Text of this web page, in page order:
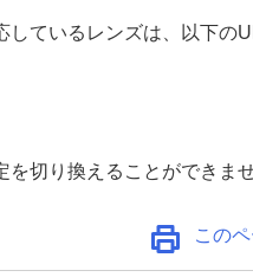
ているレンズは、以下の
切り換えることができませ
この